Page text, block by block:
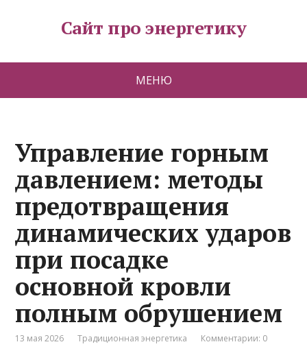
Сайт про энергетику
МЕНЮ
Управление горным
давлением: методы
предотвращения
динамических ударов
при посадке
основной кровли
полным обрушением
13 мая 2026 Традиционная энергетика Комментарии: 0